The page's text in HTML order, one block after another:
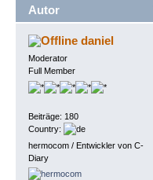
Autor
daniel
Moderator
Full Member
Beiträge: 180
Country:
hermocom / Entwickler von C-
Diary